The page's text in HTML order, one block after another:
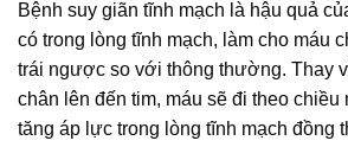
Bệnh suy giãn tĩnh mạch là hậu quả
có trong lòng tĩnh mạch, làm cho máu
trái ngược so với thông thường. Thay
chân lên đến tim, máu sẽ đi theo
tăng áp lực trong lòng tĩnh mạch đồng